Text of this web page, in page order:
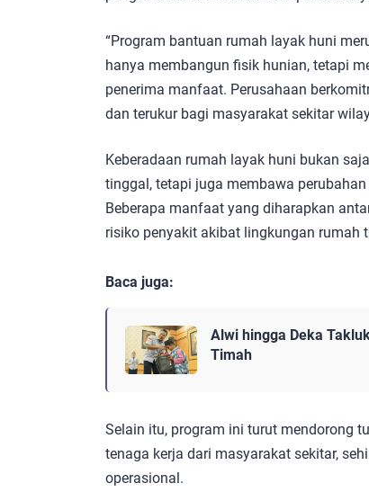
“Program bantuan rumah layak huni
hanya membangun fisik hunian, tetapi
penerima manfaat. Perusahaan
dan terukur bagi masyarakat sekitar
Keberadaan rumah layak huni bukan
tinggal, tetapi juga membawa
Beberapa manfaat yang diharapkan
risiko penyakit akibat lingkungan rumah
Baca juga:
Alwi hingga Deka
Timah
Selain itu, program ini turut mendorong
tenaga kerja dari masyarakat sekitar,
operasional.